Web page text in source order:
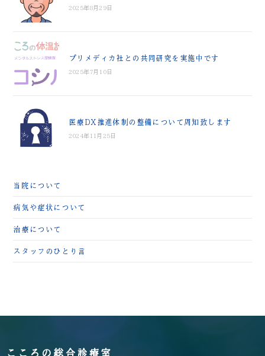
2025年8月29日
プリメディカ社との共同研究を実施中です
2025年7月10日
医療DX推進体制の整備について周知致します
2024年11月25日
当院について
病気や症状について
治療について
スタッフのひとり言
こころの総合診療室